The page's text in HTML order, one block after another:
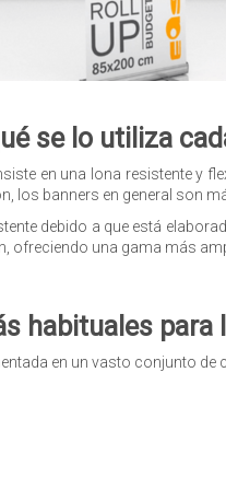
se lo utiliza
en una lona resistente y
banners en general son
debido a que está
ofreciendo una gama más
habituales para
en un vasto conjunto